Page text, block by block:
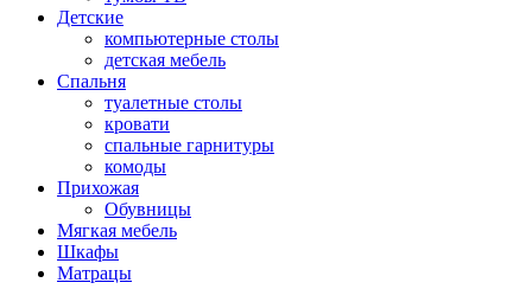
Детские
компьютерные столы
детская мебель
Спальня
туалетные столы
кровати
спальные гарнитуры
комоды
Прихожая
Обувницы
Мягкая мебель
Шкафы
Матрацы